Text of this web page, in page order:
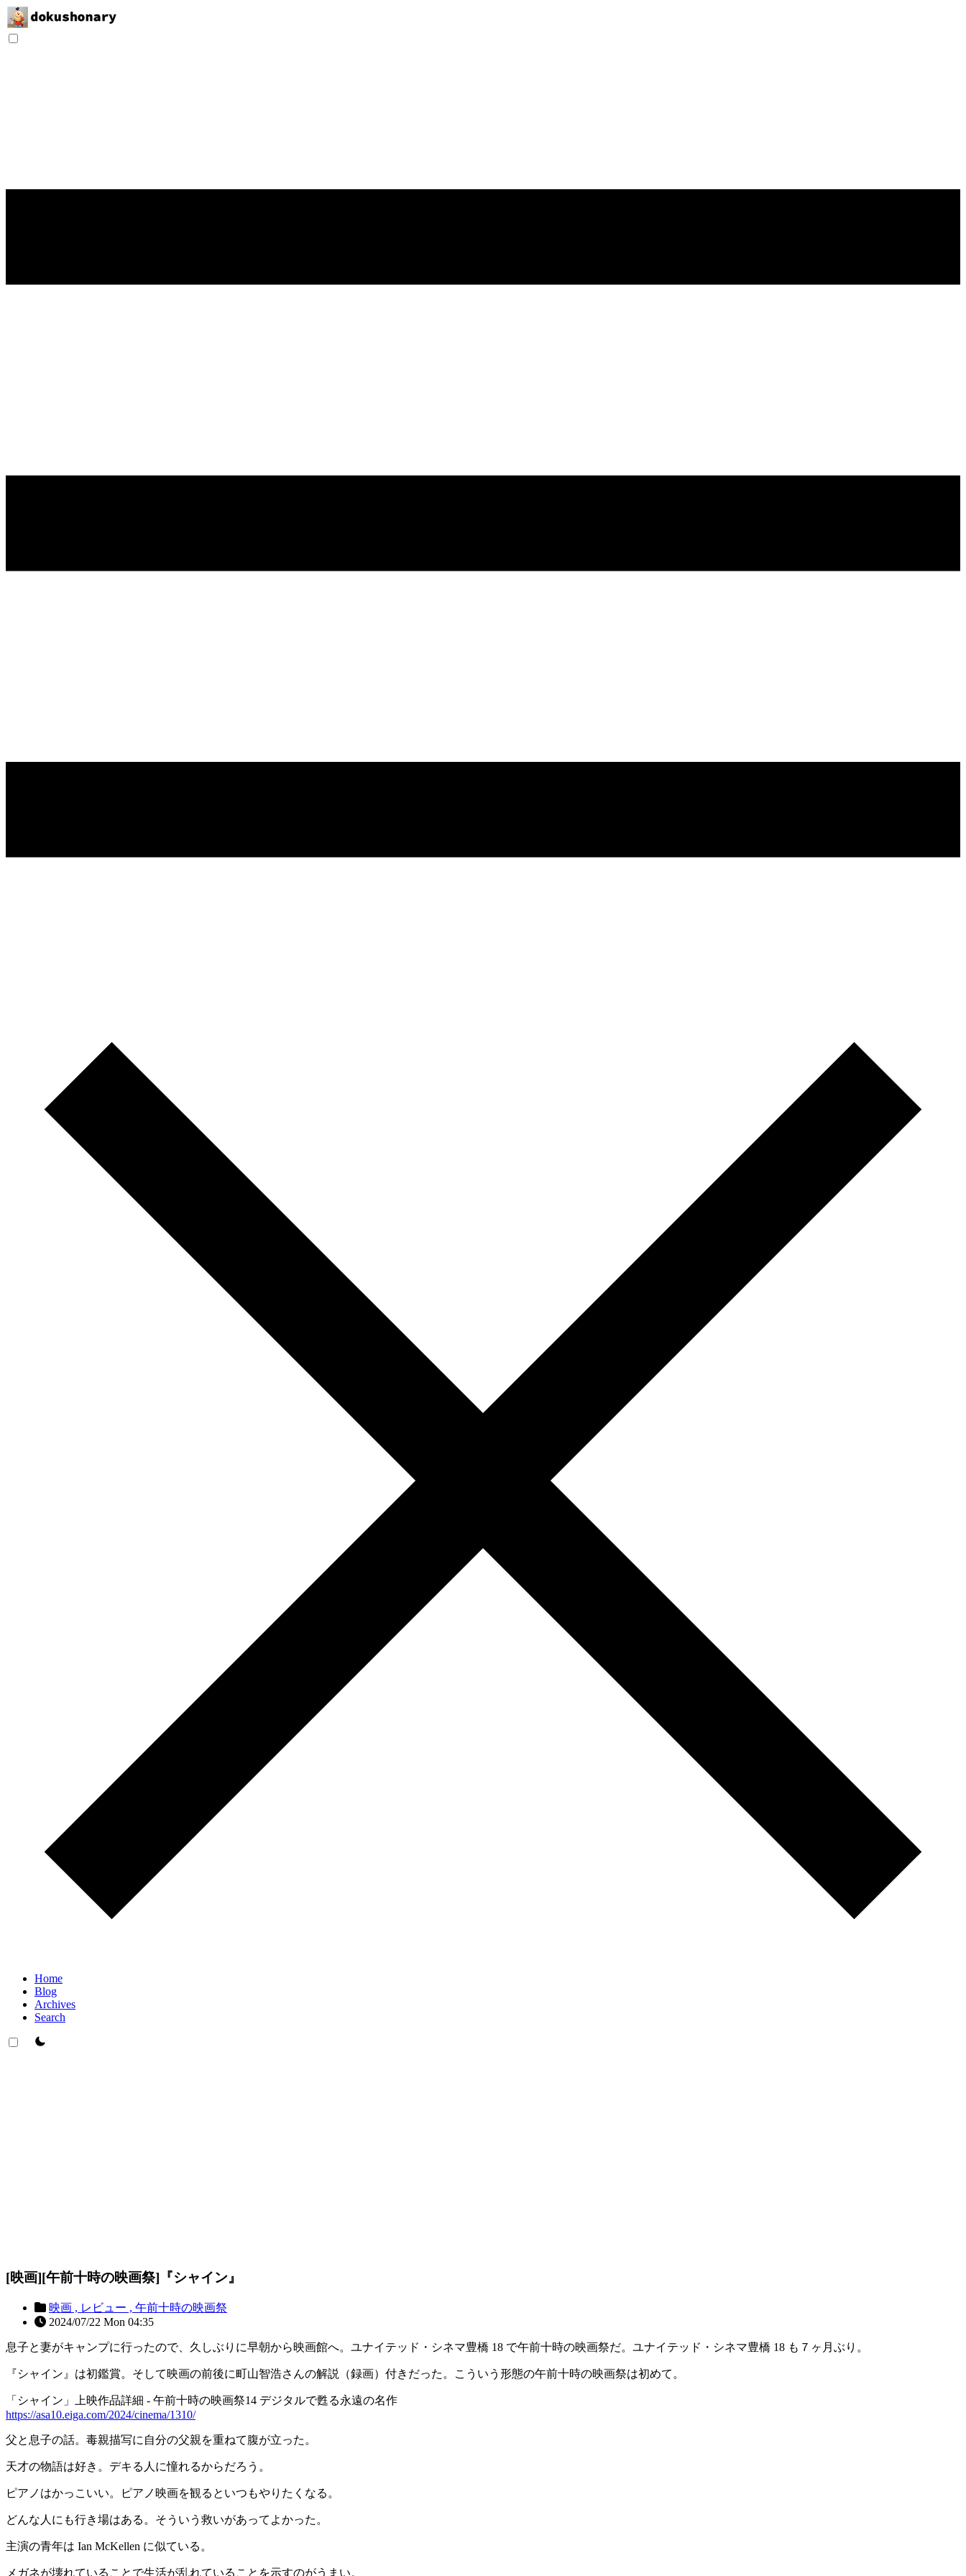
Home
Blog
Archives
Search
theme switcher
[映画][午前十時の映画祭]『シャイン』
映画 , レビュー , 午前十時の映画祭
2024/07/22 Mon 04:35
息子と妻がキャンプに行ったので、久しぶりに早朝から映画館へ。ユナイテッド・シネマ豊橋 18 で午前十時の映画祭だ。ユナイテッド・シネマ豊橋 18 も７ヶ月ぶり。
『シャイン』は初鑑賞。そして映画の前後に町山智浩さんの解説（録画）付きだった。こういう形態の午前十時の映画祭は初めて。
「シャイン」上映作品詳細 - 午前十時の映画祭14 デジタルで甦る永遠の名作
https://asa10.eiga.com/2024/cinema/1310/
父と息子の話。毒親描写に自分の父親を重ねて腹が立った。
天才の物語は好き。デキる人に憧れるからだろう。
ピアノはかっこいい。ピアノ映画を観るといつもやりたくなる。
どんな人にも行き場はある。そういう救いがあってよかった。
主演の青年は Ian McKellen に似ている。
メガネが壊れていることで生活が乱れていることを示すのがうまい。